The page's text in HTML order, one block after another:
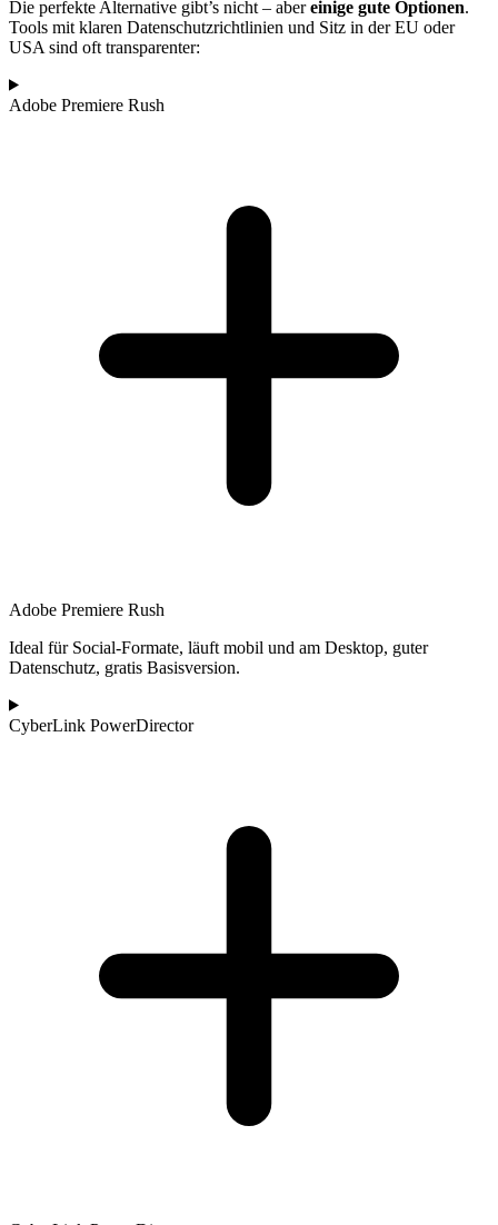
Die perfekte Alternative gibt’s nicht – abereinige gute Optionen.
Tools mit klaren Datenschutzrichtlinien und Sitz in der EU oder
USA sind oft transparenter:
Adobe Premiere Rush
Adobe Premiere Rush
Ideal für Social-Formate, läuft mobil und am Desktop, guter
Datenschutz, gratis Basisversion.
CyberLink PowerDirector